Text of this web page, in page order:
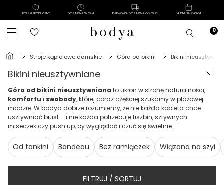
POLSKI PRODUCENT DOSTAWA W 24H DARMOWA DOSTAWA OD 39 ZŁ 14 DNI NA ZWROT
stroje kąpielowe damskie góra od bikini bikini
bikini nieusztywniane
Góra od bikini nieusztywniana to ukłon w stronę naturalności,
komfortu i swobody, której coraz częściej szukamy w plażowej
modzie. W bodya dobrze rozumiemy, że nie każda kobieta chce
usztywniać biust – i nie każda potrzebuje fiszbin, sztywnych
miseczek czy push up, by wyglądać i czuć się świetnie.
Od tankini Bandeau Bez ramiączek Wiązana na szyi
FILTRUJ / SORTUJ